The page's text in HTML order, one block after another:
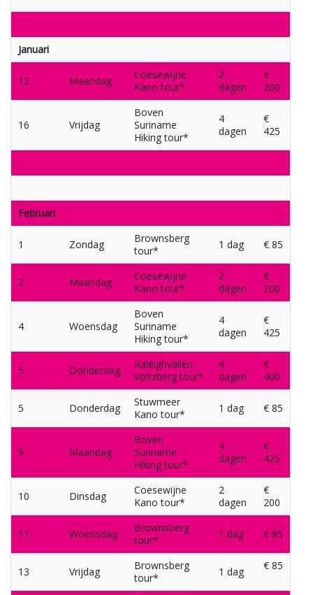
Januari
12 Maandag
Coesewijne
Kano tour*
2
dagen
€
200
16 Vrijdag
Boven
Suriname
Hiking tour*
4
dagen
€
425
Februari
1 Zondag
Brownsberg
tour*
1 dag € 85
2 Maandag
Coesewijne
Kano tour*
2
dagen
€
200
4 Woensdag
Boven
Suriname
Hiking tour*
4
dagen
€
425
5 Donderdag
Raleighvallen -
Voltzberg tour*
4
dagen
€
400
5 Donderdag
Stuwmeer
Kano tour*
1 dag € 85
9 Maandag
Boven
Suriname
Hiking tour*
4
dagen
€
425
10 Dinsdag
Coesewijne
Kano tour*
2
dagen
€
200
11 Woensdag
Brownsberg
tour*
1 dag € 85
13 Vrijdag
Brownsberg
tour*
1 dag € 85